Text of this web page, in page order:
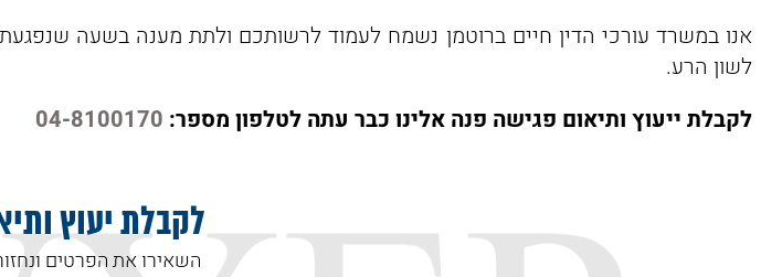
אנו במשרד עורכי הדין חיים ברוטמן נשמח לעמוד לרשותכם ולתת מענה בשעה
לשון הרע.
לקבלת ייעוץ ותיאום פגישה פנה אלינו כבר עתה לטלפון מספר: 04-8100170
לקבלת יעוץ
השאירו את הפרטים